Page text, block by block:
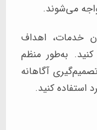
می‌شوند.
خدمات، اهداف
به‌طور منظم
آگاهانه
استفاده کنید.